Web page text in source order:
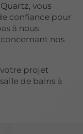
vous
confiance pour
à nous
nos
projet
de bains à